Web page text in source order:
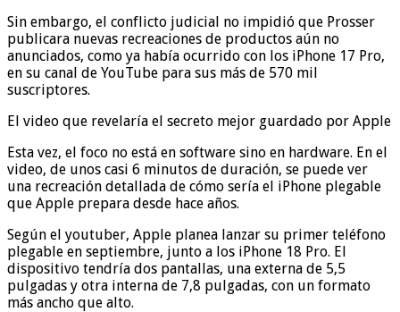
Sin embargo, el conflicto judicial no impidió que Prosser
publicara nuevas recreaciones de productos aún no
anunciados, como ya había ocurrido con los iPhone 17 Pro,
en su canal de YouTube para sus más de 570 mil
suscriptores.
El video que revelaría el secreto mejor guardado por Apple
Esta vez, el foco no está en software sino en hardware. En el
video, de unos casi 6 minutos de duración, se puede ver
una recreación detallada de cómo sería el iPhone plegable
que Apple prepara desde hace años.
Según el youtuber, Apple planea lanzar su primer teléfono
plegable en septiembre, junto a los iPhone 18 Pro. El
dispositivo tendría dos pantallas, una externa de 5,5
pulgadas y otra interna de 7,8 pulgadas, con un formato
más ancho que alto.